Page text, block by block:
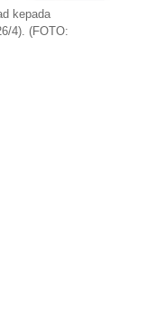
kepada
4). (FOTO: